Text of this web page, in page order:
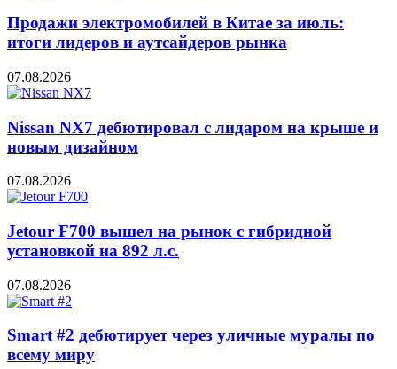
Продажи электромобилей в Китае за июль:
итоги лидеров и аутсайдеров рынка
07.08.2026
Nissan NX7 дебютировал с лидаром на крыше и
новым дизайном
07.08.2026
Jetour F700 вышел на рынок с гибридной
установкой на 892 л.с.
07.08.2026
Smart #2 дебютирует через уличные муралы по
всему миру